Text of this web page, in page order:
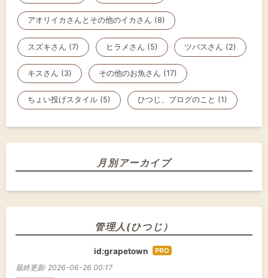
アオリイカさんとその他のイカさん (8)
スズキさん (7) ヒラメさん (5) ツバスさん (2)
キスさん (3) その他のお魚さん (17)
ちょい投げスタイル (5) ひつじ、ブログのこと (1)
月別アーカイブ
管理人(ひつじ）
id:grapetown
はて
最終更新: 2026-06-26 00:17